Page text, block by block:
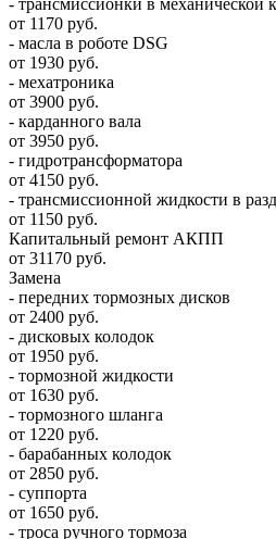
- трансмиссионки в механической
от 1170 руб.
- масла в роботе DSG
от 1930 руб.
- мехатроника
от 3900 руб.
- карданного вала
от 3950 руб.
- гидротрансформатора
от 4150 руб.
- трансмиссионной жидкости в
от 1150 руб.
Капитальный ремонт АКПП
от 31170 руб.
Замена
- передних тормозных дисков
от 2400 руб.
- дисковых колодок
от 1950 руб.
- тормозной жидкости
от 1630 руб.
- тормозного шланга
от 1220 руб.
- барабанных колодок
от 2850 руб.
- суппорта
от 1650 руб.
- троса ручного тормоза